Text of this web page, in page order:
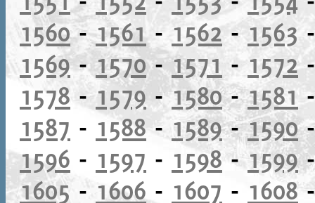
1560-1561- 1562-1563
1569-1570-1571 -1572
1578 -1579 -1580-1581
1587 - 1588-1589-1590
1596 - 1597 - 1598-1599
1605- 1606 - 1607 - 1608